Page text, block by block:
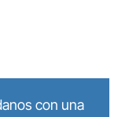
con una